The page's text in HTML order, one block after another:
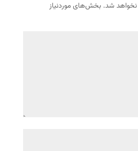
شد. بخش‌های موردنیاز